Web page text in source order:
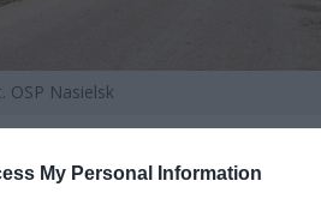
My Personal Information
OSP Nasielsk